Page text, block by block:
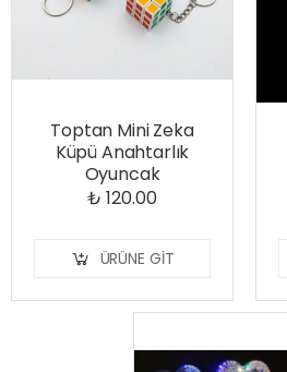
Toptan Mini Zeka
Küpü Anahtarlık
Oyuncak
₺ 120.00
ÜRÜNE GIT